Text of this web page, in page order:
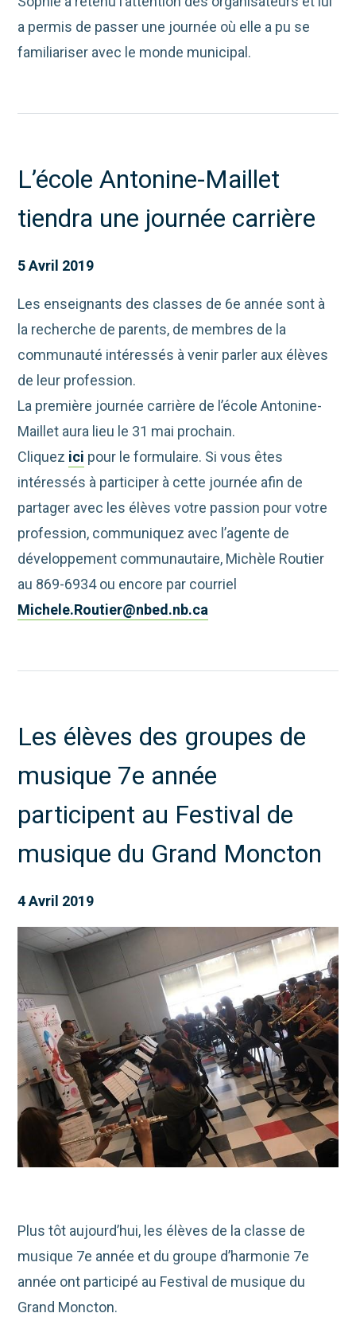
a permis de passer une journée où elle a pu se
familiariser avec le monde municipal.
L’école Antonine-Maillet
tiendra une journée carrière
5 Avril 2019
Les enseignants des classes de 6e année sont à
la recherche de parents, de membres de la
communauté intéressés à venir parler aux élèves
de leur profession.
La première journée carrière de l’école Antonine-
Maillet aura lieu le 31 mai prochain.
Cliquez ici pour le formulaire. Si vous êtes
intéressés à participer à cette journée afin de
partager avec les élèves votre passion pour votre
profession, communiquez avec l’agente de
développement communautaire, Michèle Routier
au 869-6934 ou encore par courriel
Michele.Routier@nbed.nb.ca
Les élèves des groupes de
musique 7e année
participent au Festival de
musique du Grand Moncton
4 Avril 2019
Plus tôt aujourd’hui, les élèves de la classe de
musique 7e année et du groupe d’harmonie 7e
année ont participé au Festival de musique du
Grand Moncton.